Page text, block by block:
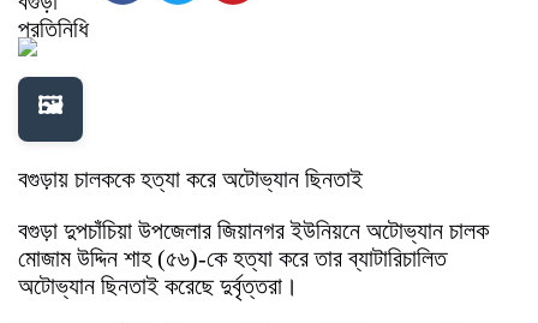
🖼️
বগুড়ায় চালককে হত্যা করে অটোভ্যান ছিনতাই
বগুড়া দুপচাঁচিয়া উপজেলার জিয়ানগর ইউনিয়নে অটোভ্যান চালক
মোজাম উদ্দিন শাহ (৫৬)-কে হত্যা করে তার ব্যাটারিচালিত
অটোভ্যান ছিনতাই করেছে দুর্বৃত্তরা।